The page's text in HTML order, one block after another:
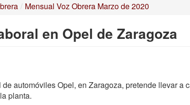
/ Mensual Voz Obrera Marzo de 2020
en Opel de Zaragoza
automóviles Opel, en Zaragoza, pretende llevar a
planta.